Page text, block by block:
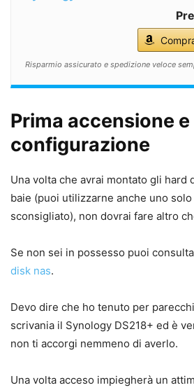
Risparmio assicurato e spedizione veloce
Prima accensione e
configurazione
Una volta che avrai montato gli hard
baie (puoi utilizzarne anche uno solo
sconsigliato), non dovrai fare altro
Se non sei in possesso puoi
disk nas.
Devo dire che ho tenuto per
scrivania il Synology DS218+ ed è
non ti accorgi nemmeno di averlo.
Una volta acceso impiegherà un